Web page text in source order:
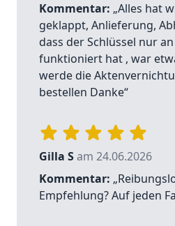
Kommentar: „Alles hat
geklappt, Anlieferung,
dass der Schlüssel nur
funktioniert hat , war
werde die
bestellen Danke“
Gilla Sam 24.06.2026
Kommentar:
Empfehlung? Auf jeden